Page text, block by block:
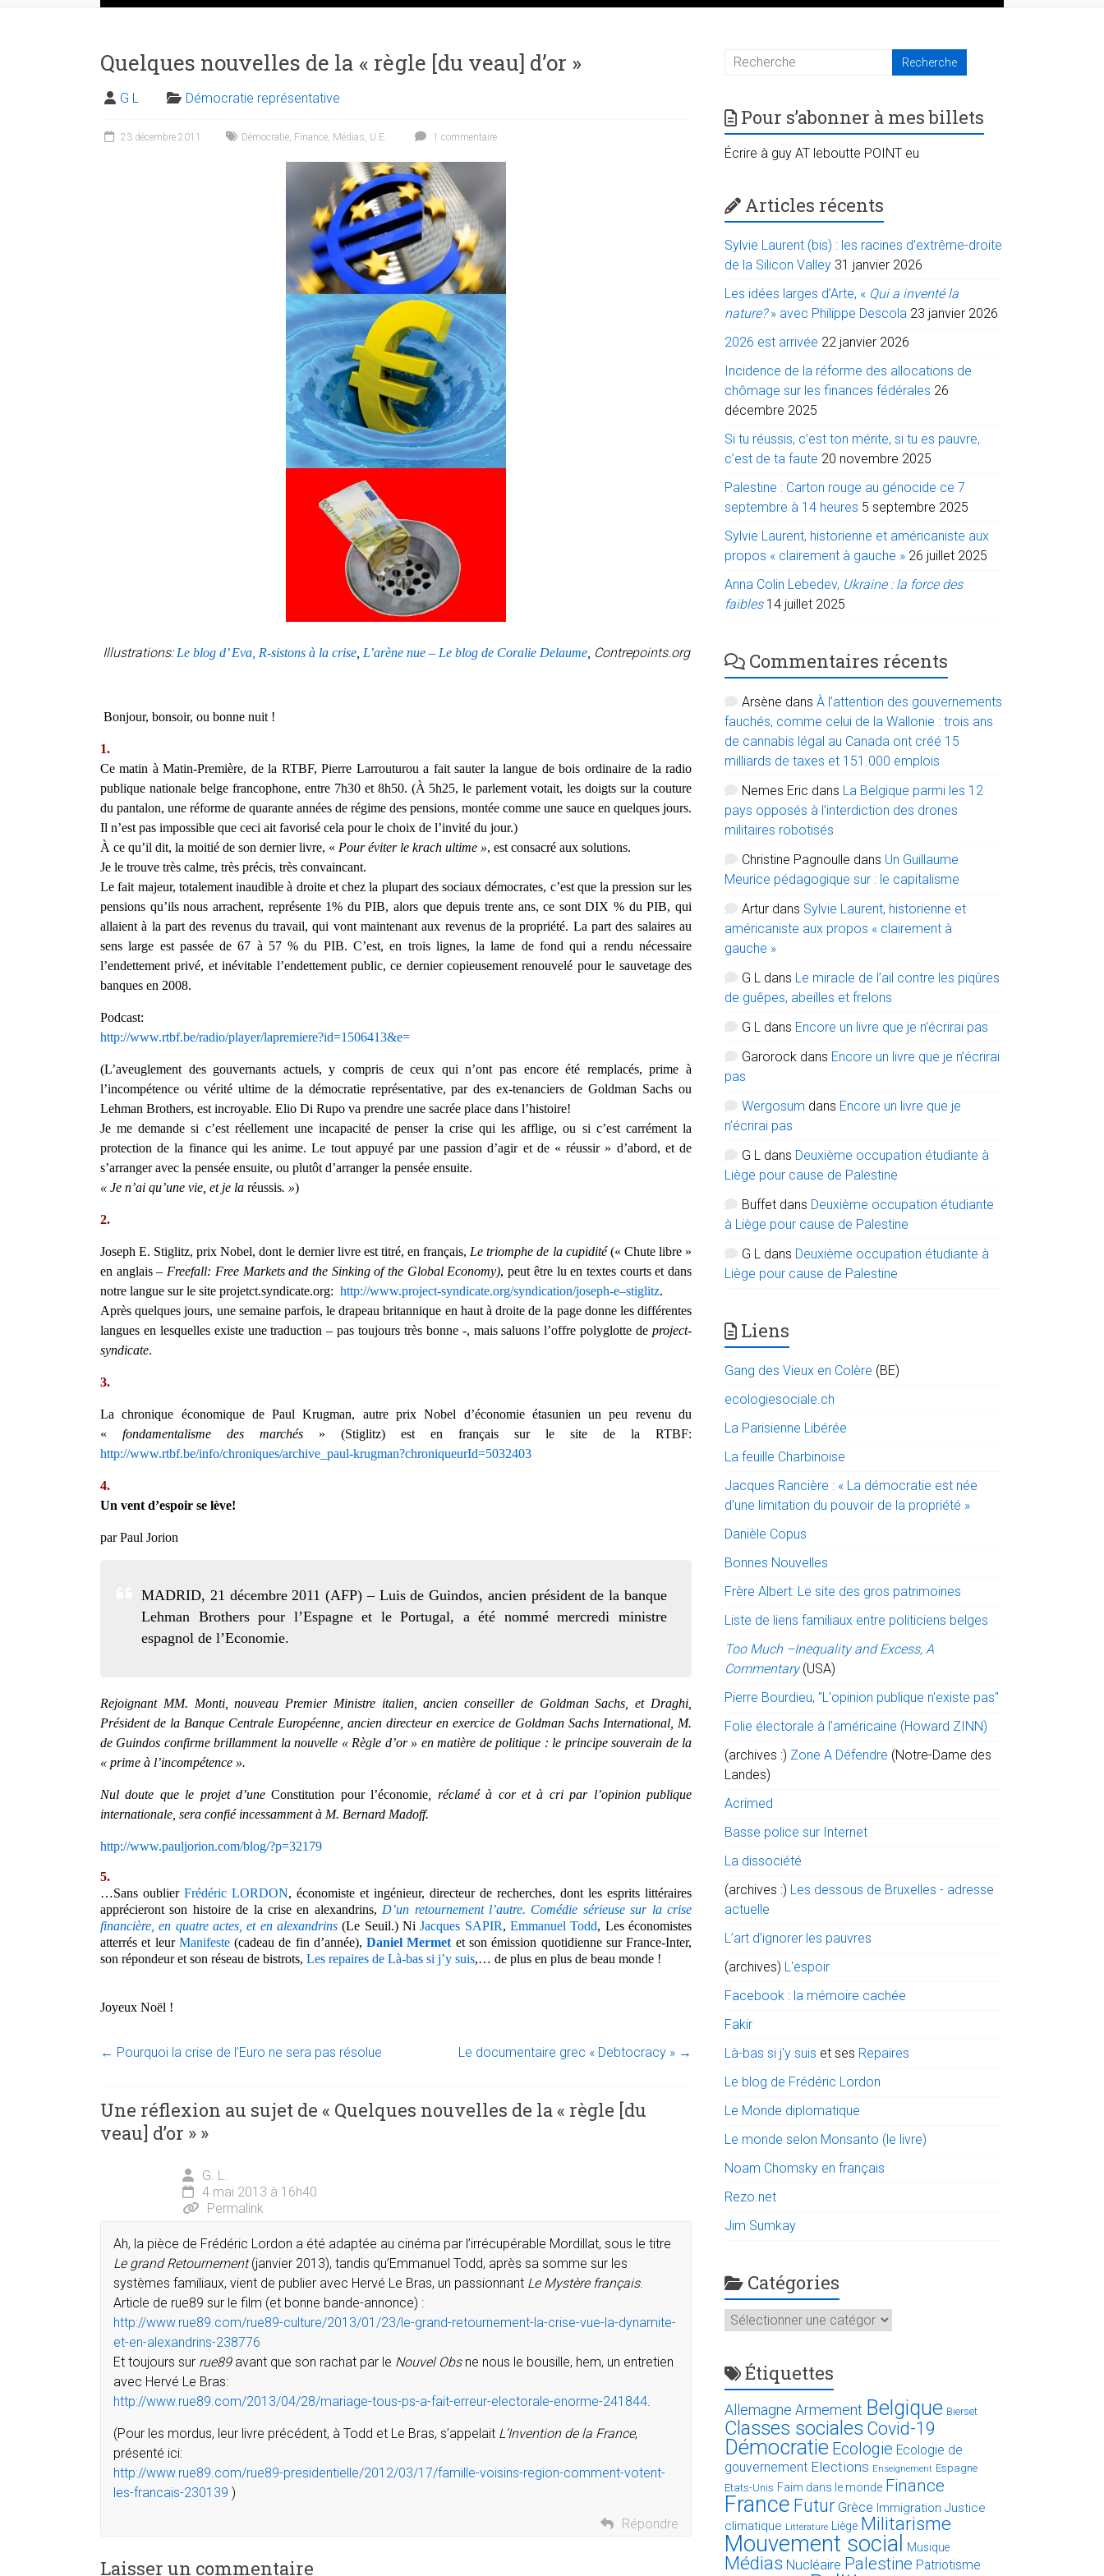
Quelques nouvelles de la « règle [du veau] d’or »
G L Démocratie représentative
23 décembre 2011 Démocratie Finance Médias U.E. 1 commentaire
Illustrations:Le blog d’ Eva, R-sistons à la crise, L’arène nue – Le blog de Coralie Delaume, Contrepoints.org
Bonjour, bonsoir, ou bonne nuit !
1.
Ce matin à Matin-Première, de la RTBF, Pierre Larrouturou a fait sauter la langue de bois ordinaire de la radio
publique nationale belge francophone, entre 7h30 et 8h50. (À 5h25, le parlement votait, les doigts sur la couture
du pantalon, une réforme de quarante années de régime des pensions, montée comme une sauce en quelques jours.
Il n’est pas impossible que ceci ait favorisé cela pour le choix de l’invité du jour.)
À ce qu’il dit, la moitié de son dernier livre, « Pour éviter le krach ultime », est consacré aux solutions.
Je le trouve très calme, très précis, très convaincant.
Le fait majeur, totalement inaudible à droite et chez la plupart des sociaux démocrates, c’est que la pression sur les
pensions qu’ils nous arrachent, représente 1% du PIB, alors que depuis trente ans, ce sont DIX % du PIB, qui
allaient à la part des revenus du travail, qui vont maintenant aux revenus de la propriété. La part des salaires au
sens large est passée de 67 à 57 % du PIB. C’est, en trois lignes, la lame de fond qui a rendu nécessaire
l’endettement privé, et inévitable l’endettement public, ce dernier copieusement renouvelé pour le sauvetage des
banques en 2008.
Podcast:
http://www.rtbf.be/radio/player/lapremiere?id=1506413&e=
(L’aveuglement des gouvernants actuels, y compris de ceux qui n’ont pas encore été remplacés, prime à
l’incompétence ou vérité ultime de la démocratie représentative, par des ex-tenanciers de Goldman Sachs ou
Lehman Brothers, est incroyable. Elio Di Rupo va prendre une sacrée place dans l’histoire!
Je me demande si c’est réellement une incapacité de penser la crise qui les afflige, ou si c’est carrément la
protection de la finance qui les anime. Le tout appuyé par une passion d’agir et de « réussir » d’abord, et de
s’arranger avec la pensée ensuite, ou plutôt d’arranger la pensée ensuite.
« Je n’ai qu’une vie, et je la réussis. »)
2.
Joseph E. Stiglitz, prix Nobel, dont le dernier livre est titré, en français, Le triomphe de la cupidité(« Chute libre »
en anglais – Freefall: Free Markets and the Sinking of the Global Economy), peut être lu en textes courts et dans
notre langue sur le site projetct.syndicate.org: http://www.project-syndicate.org/syndication/joseph-e–stiglitz.
Après quelques jours, une semaine parfois, le drapeau britannique en haut à droite de la page donne les différentes
langues en lesquelles existe une traduction – pas toujours très bonne -, mais saluons l’offre polyglotte de project-
syndicate.
3.
La chronique économique de Paul Krugman, autre prix Nobel d’économie étasunien un peu revenu du
« fondamentalisme des marchés » (Stiglitz) est en français sur le site de la RTBF:
http://www.rtbf.be/info/chroniques/archive_paul-krugman?chroniqueurId=5032403
4.
Un vent d’espoir se lève!
par Paul Jorion
MADRID, 21 décembre 2011 (AFP) – Luis de Guindos, ancien président de la banque
Lehman Brothers pour l’Espagne et le Portugal, a été nommé mercredi ministre
espagnol de l’Economie.
Rejoignant MM. Monti, nouveau Premier Ministre italien, ancien conseiller de Goldman Sachs, et Draghi,
Président de la Banque Centrale Européenne, ancien directeur en exercice de Goldman Sachs International, M.
de Guindos confirme brillamment la nouvelle « Règle d’or » en matière de politique : le principe souverain de la
« prime à l’incompétence ».
Nul doute que le projet d’uneConstitution pour l’économie , réclamé à cor et à cri par l’opinion publique
internationale, sera confié incessamment à M. Bernard Madoff.
http://www.pauljorion.com/blog/?p=32179
5.
…Sans oublier Frédéric LORDON, économiste et ingénieur, directeur de recherches, dont les esprits littéraires
apprécieront son histoire de la crise en alexandrins, D’un retournement l’autre. Comédie sérieuse sur la crise
financière, en quatre actes, et en alexandrins (Le Seuil.)NiJacques SAPIR,Emmanuel Todd, Les économistes
atterrés et leur Manifeste(cadeau de fin d’année), Daniel Mermet et son émission quotidienne sur France-Inter,
son répondeur et son réseau de bistrots, Les repaires de Là-bas si j’y suis,… de plus en plus de beau monde !
Joyeux Noël !
← Pourquoi la crise de l’Euro ne sera pas résolue Le documentaire grec « Debtocracy » →
Une réflexion au sujet de « Quelques nouvelles de la « règle [du
veau] d’or » »
G. L.
4 mai 2013 à 16h40
Permalink
Ah, la pièce de Frédéric Lordon a été adaptée au cinéma par l’irrécupérable Mordillat, sous le titre
Le grand Retournement(janvier 2013), tandis qu’Emmanuel Todd, après sa somme sur les
systèmes familiaux, vient de publier avec Hervé Le Bras, un passionnant Le Mystère français.
Article de rue89 sur le film (et bonne bande-annonce) :
http://www.rue89.com/rue89-culture/2013/01/23/le-grand-retournement-la-crise-vue-la-dynamite-
et-en-alexandrins-238776
Et toujours sur rue89avant que son rachat par le Nouvel Obsne nous le bousille, hem, un entretien
avec Hervé Le Bras:
http://www.rue89.com/2013/04/28/mariage-tous-ps-a-fait-erreur-electorale-enorme-241844.
(Pour les mordus, leur livre précédent, à Todd et Le Bras, s’appelait L’Invention de la France,
présenté ici:
http://www.rue89.com/rue89-presidentielle/2012/03/17/famille-voisins-region-comment-votent-
les-francais-230139 )
Répondre
Laisser un commentaire
Pour s’abonner à mes billets
Écrire à guy AT leboutte POINT eu
Articles récents
Sylvie Laurent (bis) : les racines d’extrême-droite
de la Silicon Valley 31 janvier 2026
Les idées larges d’Arte, « Qui a inventé la
nature?» avec Philippe Descola 23 janvier 2026
2026 est arrivée 22 janvier 2026
Incidence de la réforme des allocations de
chômage sur les finances fédérales 26
décembre 2025
Si tu réussis, c’est ton mérite, si tu es pauvre,
c’est de ta faute 20 novembre 2025
Palestine : Carton rouge au génocide ce 7
septembre à 14 heures 5 septembre 2025
Sylvie Laurent, historienne et américaniste aux
propos « clairement à gauche » 26 juillet 2025
Anna Colin Lebedev, Ukraine : la force des
faibles 14 juillet 2025
Commentaires récents
Arsène dansÀ l’attention des gouvernements
fauchés, comme celui de la Wallonie : trois ans
de cannabis légal au Canada ont créé 15
milliards de taxes et 151.000 emplois
Nemes Eric dans La Belgique parmi les 12
pays opposés à l’interdiction des drones
militaires robotisés
Christine Pagnoulle dans Un Guillaume
Meurice pédagogique sur : le capitalisme
Artur dans Sylvie Laurent, historienne et
américaniste aux propos « clairement à
gauche »
G L dans Le miracle de l’ail contre les piqûres
de guêpes, abeilles et frelons
G L dans Encore un livre que je n’écrirai pas
Garorock dans Encore un livre que je n’écrirai
pas
Wergosum dans Encore un livre que je
n’écrirai pas
G L dans Deuxième occupation étudiante à
Liège pour cause de Palestine
Buffet dans Deuxième occupation étudiante
à Liège pour cause de Palestine
G L dans Deuxième occupation étudiante à
Liège pour cause de Palestine
Liens
Gang des Vieux en Colère (BE)
ecologiesociale.ch
La Parisienne Libérée
La feuille Charbinoise
Jacques Rancière : « La démocratie est née
d’une limitation du pouvoir de la propriété »
Danièle Copus
Bonnes Nouvelles
Frère Albert: Le site des gros patrimoines
Liste de liens familiaux entre politiciens belges
Too Much –Inequality and Excess, A
Commentary (USA)
Pierre Bourdieu, "L'opinion publique n'existe pas"
Folie électorale à l’américaine (Howard ZINN)
(archives :) Zone A Défendre (Notre-Dame des
Landes)
Acrimed
Basse police sur Internet
La dissociété
(archives :) Les dessous de Bruxelles - adresse
actuelle
L’art d’ignorer les pauvres
(archives) L'espoir
Facebook : la mémoire cachée
Fakir
Là-bas si j'y suis et ses Repaires
Le blog de Frédéric Lordon
Le Monde diplomatique
Le monde selon Monsanto (le livre)
Noam Chomsky en français
Rezo.net
Jim Sumkay
Catégories
Catégories
Étiquettes
Allemagne Armement Belgique Bierset
Classes sociales Covid-19
Démocratie Ecologie Ecologie de
gouvernement Elections Enseignement Espagne
Etats-Unis Faim dans le monde Finance
France Futur Grèce Immigration Justice
climatique Littérature Liège Militarisme
Mouvement social Musique
Médias Nucléaire Palestine Patriotisme